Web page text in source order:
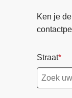
Ken je
Straat